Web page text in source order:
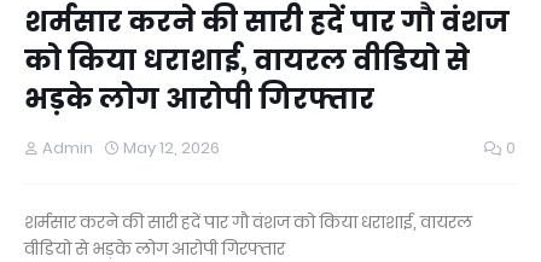
शर्मसार करने की सारी हदें पार गौ वंशज
को किया धराशाई, वायरल वीडियो से
भड़के लोग आरोपी गिरफ्तार
Admin May 12, 2026 0
शर्मसार करने की सारी हदें पार गौ वंशज को किया धराशाई, वायरल
वीडियो से भड़के लोग आरोपी गिरफ्तार